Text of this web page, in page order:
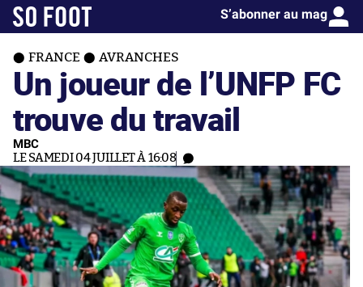
S’abonner au mag
FRANCE AVRANCHES
Un joueur de l’UNFP FC
trouve du travail
MBC
LE SAMEDI 04 JUILLET À 16:08